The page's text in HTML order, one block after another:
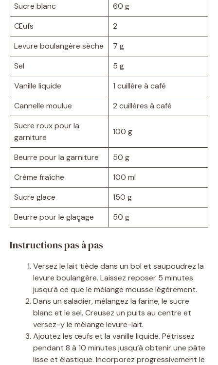
Sucre blanc
60 g
Œufs
2
Levure boulangère sèche
7 g
Sel
5 g
Vanille liquide
1 cuillère à café
Cannelle moulue
2 cuillères à café
Sucre roux pour la
garniture
100 g
Beurre pour la garniture
50 g
Crème fraîche
100 ml
Sucre glace
150 g
Beurre pour le glaçage
50 g
Instructions pas à pas
Versez le lait tiède dans un bol et saupoudrez la
levure boulangère. Laissez reposer 5 minutes
jusqu’à ce que le mélange mousse légèrement.
Dans un saladier, mélangez la farine, le sucre
blanc et le sel. Creusez un puits au centre et
versez-y le mélange levure-lait.
Ajoutez les œufs et la vanille liquide. Pétrissez
pendant 8 à 10 minutes jusqu’à obtenir une pâte
lisse et élastique. Incorporez progressivement le